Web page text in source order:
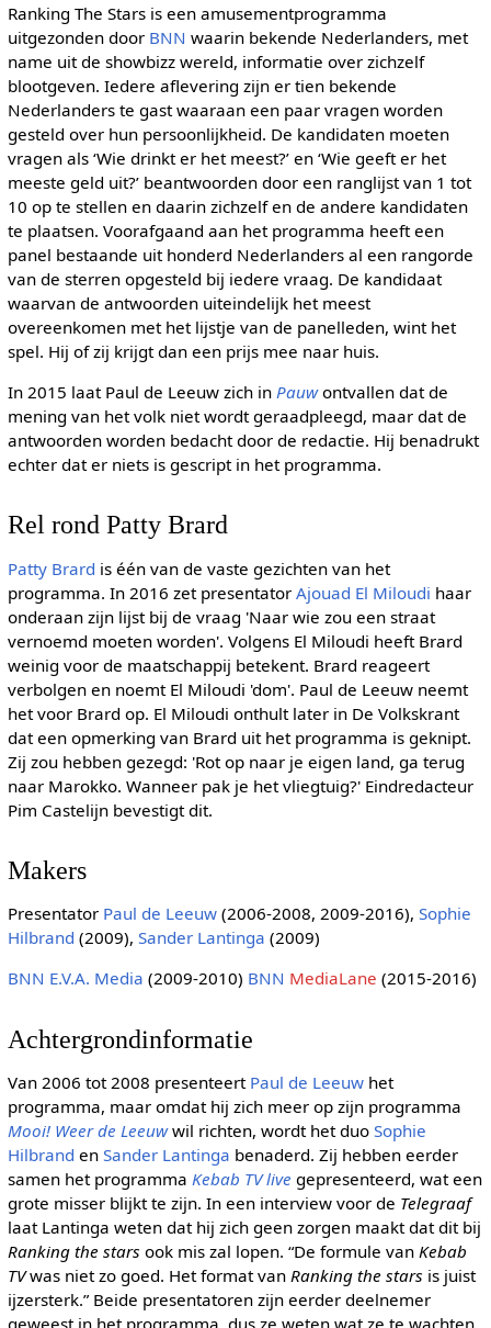
Ranking The Stars is een amusementprogramma
uitgezonden door BNN waarin bekende Nederlanders, met
name uit de showbizz wereld, informatie over zichzelf
blootgeven. Iedere aflevering zijn er tien bekende
Nederlanders te gast waaraan een paar vragen worden
gesteld over hun persoonlijkheid. De kandidaten moeten
vragen als ‘Wie drinkt er het meest?’ en ‘Wie geeft er het
meeste geld uit?’ beantwoorden door een ranglijst van 1 tot
10 op te stellen en daarin zichzelf en de andere kandidaten
te plaatsen. Voorafgaand aan het programma heeft een
panel bestaande uit honderd Nederlanders al een rangorde
van de sterren opgesteld bij iedere vraag. De kandidaat
waarvan de antwoorden uiteindelijk het meest
overeenkomen met het lijstje van de panelleden, wint het
spel. Hij of zij krijgt dan een prijs mee naar huis.
In 2015 laat Paul de Leeuw zich in Pauwontvallen dat de
mening van het volk niet wordt geraadpleegd, maar dat de
antwoorden worden bedacht door de redactie. Hij benadrukt
echter dat er niets is gescript in het programma.
Rel rond Patty Brard
Patty Brard is één van de vaste gezichten van het
programma. In 2016 zet presentator Ajouad El Miloudi haar
onderaan zijn lijst bij de vraag 'Naar wie zou een straat
vernoemd moeten worden'. Volgens El Miloudi heeft Brard
weinig voor de maatschappij betekent. Brard reageert
verbolgen en noemt El Miloudi 'dom'. Paul de Leeuw neemt
het voor Brard op. El Miloudi onthult later in De Volkskrant
dat een opmerking van Brard uit het programma is geknipt.
Zij zou hebben gezegd: 'Rot op naar je eigen land, ga terug
naar Marokko. Wanneer pak je het vliegtuig?' Eindredacteur
Pim Castelijn bevestigt dit.
Makers
Presentator Paul de Leeuw(2006-2008, 2009-2016), Sophie
Hilbrand (2009), Sander Lantinga (2009)
BNN E.V.A. Media (2009-2010) BNN MediaLane (2015-2016)
Achtergrondinformatie
Van 2006 tot 2008 presenteert Paul de Leeuwhet
programma, maar omdat hij zich meer op zijn programma
Mooi! Weer de Leeuwwil richten, wordt het duo Sophie
Hilbrand en Sander Lantinga benaderd. Zij hebben eerder
samen het programma Kebab TV live gepresenteerd, wat een
grote misser blijkt te zijn. In een interview voor de Telegraaf
laat Lantinga weten dat hij zich geen zorgen maakt dat dit bij
Ranking the stars ook mis zal lopen. “De formule van Kebab
TVwas niet zo goed. Het format van Ranking the stars is juist
ijzersterk.” Beide presentatoren zijn eerder deelnemer
geweest in het programma, dus ze weten wat ze te wachten